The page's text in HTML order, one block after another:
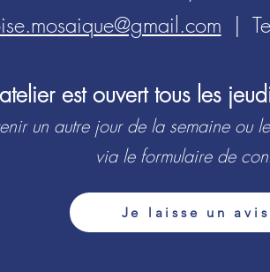
|
est ouvert tous les
un autre jour de la semaine ou
via le formulaire de
Je laisse un avis